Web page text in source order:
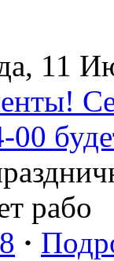
11
рабо
·